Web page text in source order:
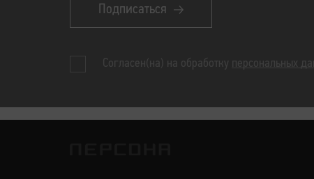
Подписаться
Согласен(на) на обработку персональных